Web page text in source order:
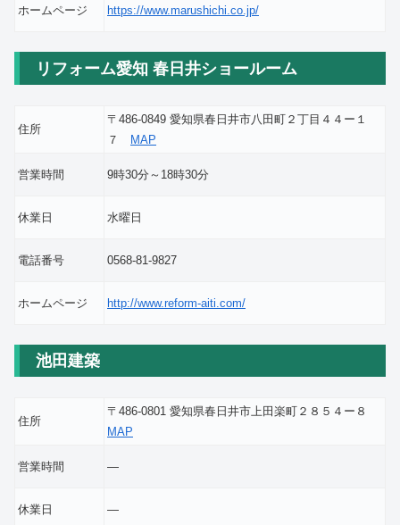
ホームページ https://www.marushichi.co.jp/
リフォーム愛知 春日井ショールーム
住所
〒486-0849 愛知県春日井市八田町２丁目４４ー１
７ MAP
営業時間 9時30分～18時30分
休業日 水曜日
電話番号 0568-81-9827
ホームページ http://www.reform-aiti.com/
池田建築
住所
〒486-0801 愛知県春日井市上田楽町２８５４ー８
MAP
営業時間 ―
休業日 ―